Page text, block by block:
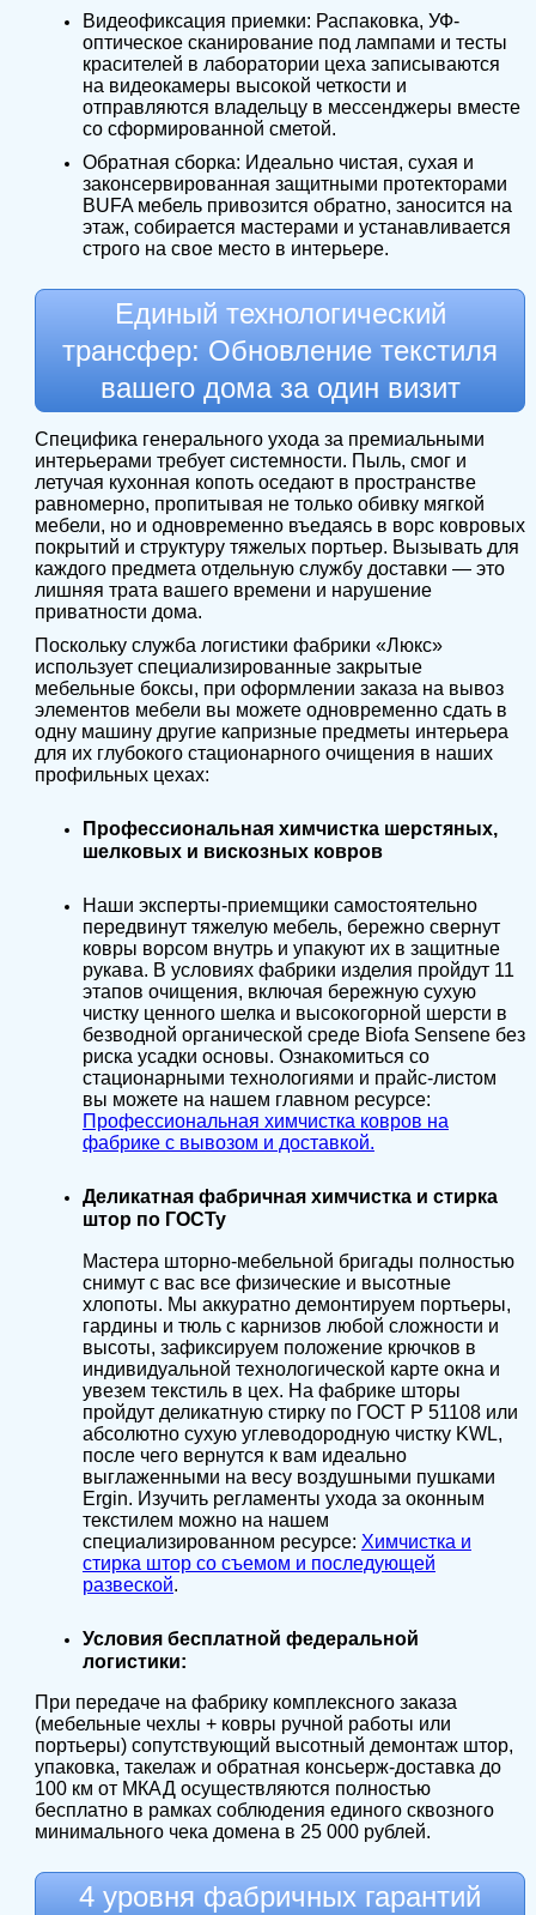
Видеофиксация приемки: Распаковка, УФ-
оптическое сканирование под лампами и тесты
красителей в лаборатории цеха записываются
на видеокамеры высокой четкости и
отправляются владельцу в мессенджеры вместе
со сформированной сметой.
Обратная сборка: Идеально чистая, сухая и
законсервированная защитными протекторами
BUFA мебель привозится обратно, заносится на
этаж, собирается мастерами и устанавливается
строго на свое место в интерьере.
Единый технологический
трансфер: Обновление текстиля
вашего дома за один визит
Специфика генерального ухода за премиальными
интерьерами требует системности. Пыль, смог и
летучая кухонная копоть оседают в пространстве
равномерно, пропитывая не только обивку мягкой
мебели, но и одновременно въедаясь в ворс ковровых
покрытий и структуру тяжелых портьер. Вызывать для
каждого предмета отдельную службу доставки — это
лишняя трата вашего времени и нарушение
приватности дома.
Поскольку служба логистики фабрики «Люкс»
использует специализированные закрытые
мебельные боксы, при оформлении заказа на вывоз
элементов мебели вы можете одновременно сдать в
одну машину другие капризные предметы интерьера
для их глубокого стационарного очищения в наших
профильных цехах:
Профессиональная химчистка шерстяных,
шелковых и вискозных ковров
Наши эксперты-приемщики самостоятельно
передвинут тяжелую мебель, бережно свернут
ковры ворсом внутрь и упакуют их в защитные
рукава. В условиях фабрики изделия пройдут 11
этапов очищения, включая бережную сухую
чистку ценного шелка и высокогорной шерсти в
безводной органической среде Biofa Sensene без
риска усадки основы. Ознакомиться со
стационарными технологиями и прайс-листом
вы можете на нашем главном ресурсе:
Профессиональная химчистка ковров на
фабрике с вывозом и доставкой.
Деликатная фабричная химчистка и стирка
штор по ГОСТу
Мастера шторно-мебельной бригады полностью
снимут с вас все физические и высотные
хлопоты. Мы аккуратно демонтируем портьеры,
гардины и тюль с карнизов любой сложности и
высоты, зафиксируем положение крючков в
индивидуальной технологической карте окна и
увезем текстиль в цех. На фабрике шторы
пройдут деликатную стирку по ГОСТ Р 51108 или
абсолютно сухую углеводородную чистку KWL,
после чего вернутся к вам идеально
выглаженными на весу воздушными пушками
Ergin. Изучить регламенты ухода за оконным
текстилем можно на нашем
специализированном ресурсе: Химчистка и
стирка штор со съемом и последующей
развеской.
Условия бесплатной федеральной
логистики:
При передаче на фабрику комплексного заказа
(мебельные чехлы + ковры ручной работы или
портьеры) сопутствующий высотный демонтаж штор,
упаковка, такелаж и обратная консьерж-доставка до
100 км от МКАД осуществляются полностью
бесплатно в рамках соблюдения единого сквозного
минимального чека домена в 25 000 рублей.
4 уровня фабричных гарантий